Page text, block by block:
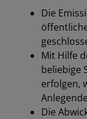
Die
Mit Hilfe
beliebige
erfolgen,
Die